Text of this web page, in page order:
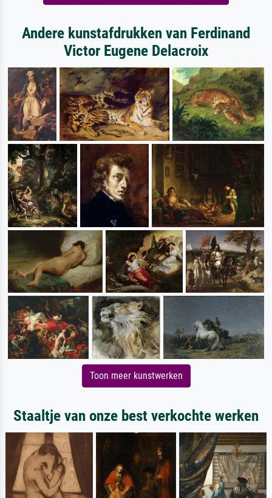
Andere kunstafdrukken van Ferdinand
Victor Eugene Delacroix
Toon meer kunstwerken
Staaltje van onze best verkochte werken